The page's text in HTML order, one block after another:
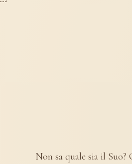
Non sa quale sia il